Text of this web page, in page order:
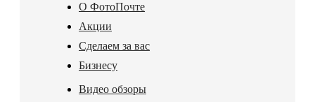
О ФотоПочте
Акции
Сделаем за вас
Бизнесу
Видео обзоры